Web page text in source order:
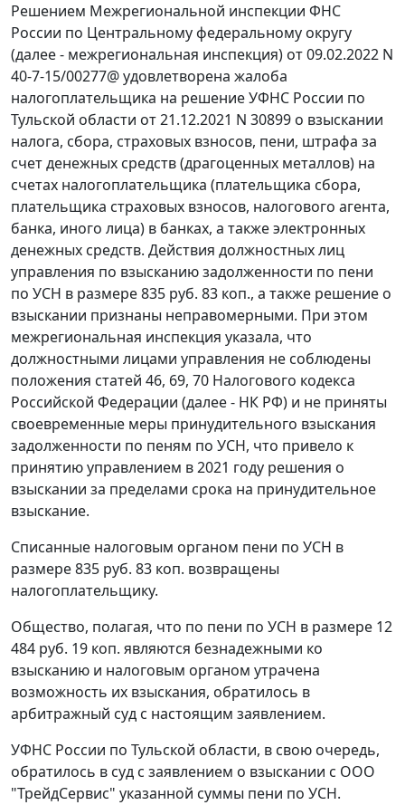
Решением Межрегиональной инспекции ФНС
России по Центральному федеральному округу
(далее - межрегиональная инспекция) от 09.02.2022 N
40-7-15/00277@ удовлетворена жалоба
налогоплательщика на решение УФНС России по
Тульской области от 21.12.2021 N 30899 о взыскании
налога, сбора, страховых взносов, пени, штрафа за
счет денежных средств (драгоценных металлов) на
счетах налогоплательщика (плательщика сбора,
плательщика страховых взносов, налогового агента,
банка, иного лица) в банках, а также электронных
денежных средств. Действия должностных лиц
управления по взысканию задолженности по пени
по УСН в размере 835 руб. 83 коп., а также решение о
взыскании признаны неправомерными. При этом
межрегиональная инспекция указала, что
должностными лицами управления не соблюдены
положения статей 46, 69, 70 Налогового кодекса
Российской Федерации (далее - НК РФ) и не приняты
своевременные меры принудительного взыскания
задолженности по пеням по УСН, что привело к
принятию управлением в 2021 году решения о
взыскании за пределами срока на принудительное
взыскание.
Списанные налоговым органом пени по УСН в
размере 835 руб. 83 коп. возвращены
налогоплательщику.
Общество, полагая, что по пени по УСН в размере 12
484 руб. 19 коп. являются безнадежными ко
взысканию и налоговым органом утрачена
возможность их взыскания, обратилось в
арбитражный суд с настоящим заявлением.
УФНС России по Тульской области, в свою очередь,
обратилось в суд с заявлением о взыскании с ООО
"ТрейдСервис" указанной суммы пени по УСН.